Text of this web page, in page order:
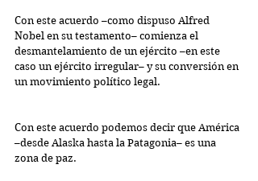
Con este acuerdo –como dispuso Alfred
Nobel en su testamento– comienza el
desmantelamiento de un ejército –en este
caso un ejército irregular– y su conversión en
un movimiento político legal.
Con este acuerdo podemos decir que América
–desde Alaska hasta la Patagonia– es una
zona de paz.